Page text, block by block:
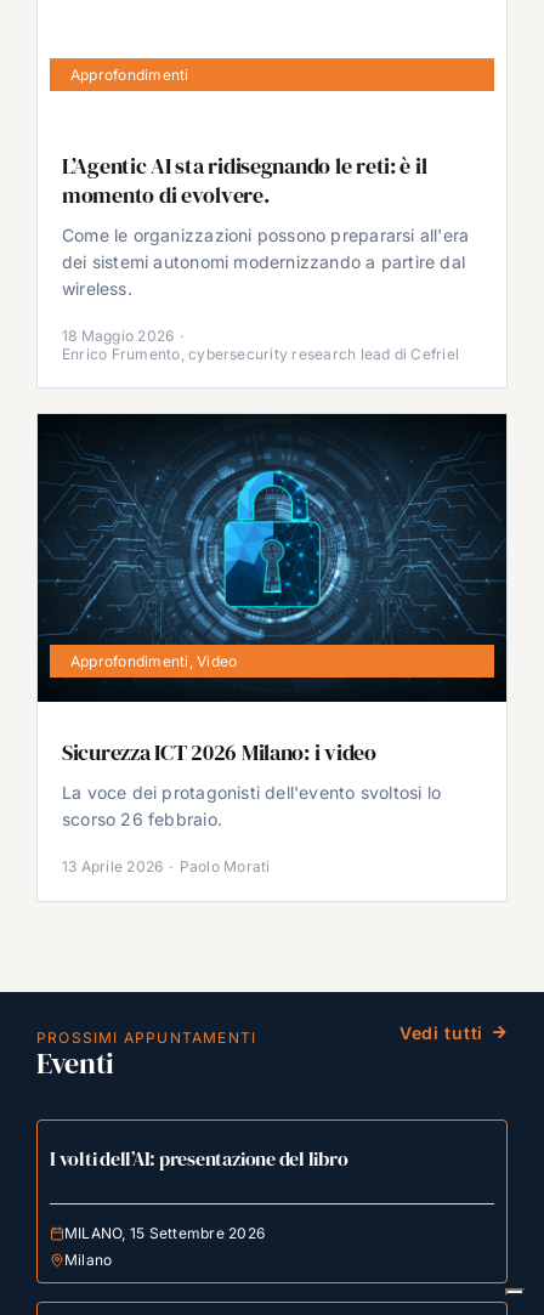
Approfondimenti
L’Agentic AI sta ridisegnando le reti: è il
momento di evolvere.
Come le organizzazioni possono prepararsi all'era
dei sistemi autonomi modernizzando a partire dal
wireless.
18 Maggio 2026 ·
Enrico Frumento, cybersecurity research lead di Cefriel
Approfondimenti ,Video
Sicurezza ICT 2026 Milano: i video
La voce dei protagonisti dell'evento svoltosi lo
scorso 26 febbraio.
13 Aprile 2026 · Paolo Morati
PROSSIMI APPUNTAMENTI
Eventi
Vedi tutti
I volti dell’AI: presentazione del libro
MILANO, 15 Settembre 2026
Milano